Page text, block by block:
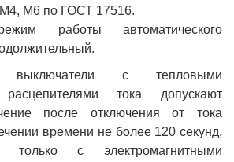
М6 по ГОСТ 17516.
работы автоматического
выключатели с тепловыми
тока допускают
после отключения от тока
времени не более 120 секунд,
только с электромагнитными